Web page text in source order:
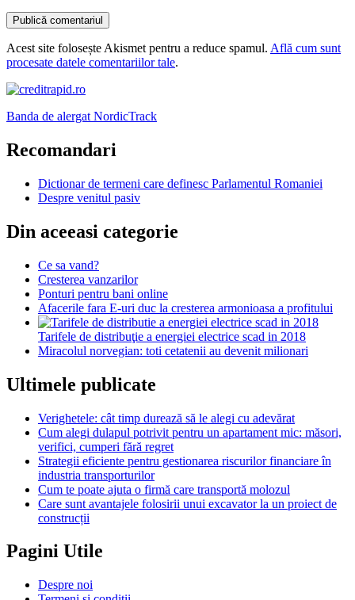
Acest site folosește Akismet pentru a reduce spamul. Află cum sunt
procesate datele comentariilor tale.
Banda de alergat NordicTrack
Recomandari
Dictionar de termeni care definesc Parlamentul Romaniei
Despre venitul pasiv
Din aceeasi categorie
Ce sa vand?
Cresterea vanzarilor
Ponturi pentru bani online
Afacerile fara E-uri duc la cresterea armonioasa a profitului
Tarifele de distribuţie a energiei electrice scad in 2018
Miracolul norvegian: toti cetatenii au devenit milionari
Ultimele publicate
Verighetele: cât timp durează să le alegi cu adevărat
Cum alegi dulapul potrivit pentru un apartament mic: măsori,
verifici, cumperi fără regret
Strategii eficiente pentru gestionarea riscurilor financiare în
industria transporturilor
Cum te poate ajuta o firmă care transportă molozul
Care sunt avantajele folosirii unui excavator la un proiect de
construcții
Pagini Utile
Despre noi